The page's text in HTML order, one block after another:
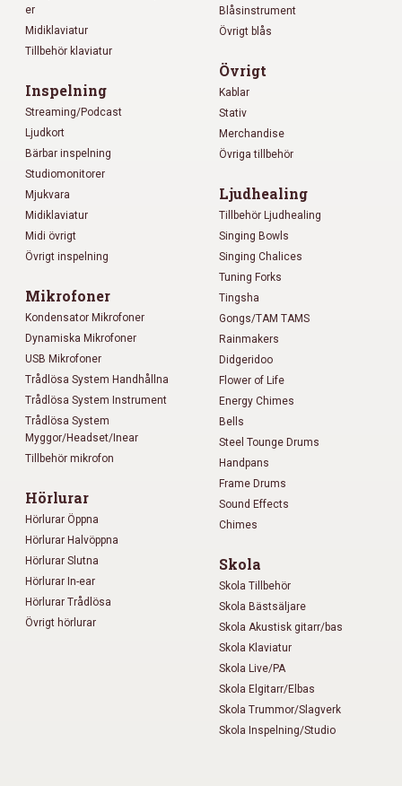
er
Midiklaviatur
Tillbehör klaviatur
Inspelning
Streaming/Podcast
Ljudkort
Bärbar inspelning
Studiomonitorer
Mjukvara
Midiklaviatur
Midi övrigt
Övrigt inspelning
Mikrofoner
Kondensator Mikrofoner
Dynamiska Mikrofoner
USB Mikrofoner
Trådlösa System Handhållna
Trådlösa System Instrument
Trådlösa System
Myggor/Headset/Inear
Tillbehör mikrofon
Hörlurar
Hörlurar Öppna
Hörlurar Halvöppna
Hörlurar Slutna
Hörlurar In-ear
Hörlurar Trådlösa
Övrigt hörlurar
Blåsinstrument
Övrigt blås
Övrigt
Kablar
Stativ
Merchandise
Övriga tillbehör
Ljudhealing
Tillbehör Ljudhealing
Singing Bowls
Singing Chalices
Tuning Forks
Tingsha
Gongs/TAM TAMS
Rainmakers
Didgeridoo
Flower of Life
Energy Chimes
Bells
Steel Tounge Drums
Handpans
Frame Drums
Sound Effects
Chimes
Skola
Skola Tillbehör
Skola Bästsäljare
Skola Akustisk gitarr/bas
Skola Klaviatur
Skola Live/PA
Skola Elgitarr/Elbas
Skola Trummor/Slagverk
Skola Inspelning/Studio